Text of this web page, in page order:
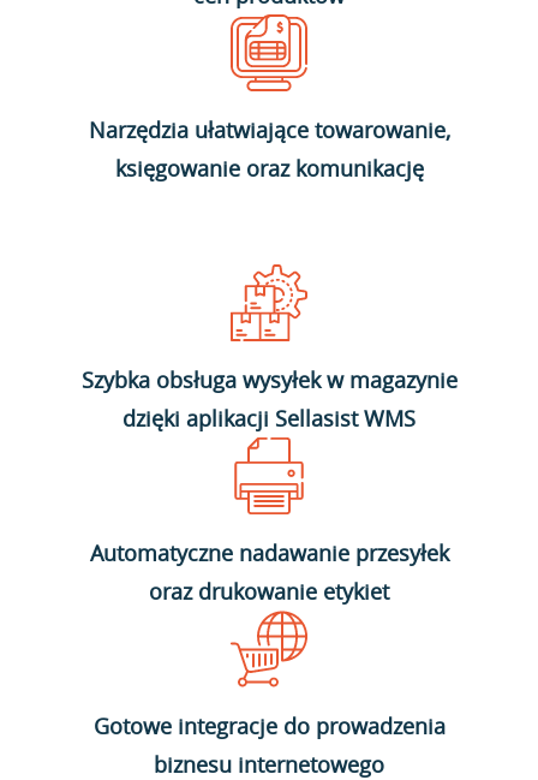
Narzędzia ułatwiające towarowanie,
księgowanie oraz komunikację
Szybka obsługa wysyłek w magazynie
dzięki aplikacji Sellasist WMS
Automatyczne nadawanie przesyłek
oraz drukowanie etykiet
Gotowe integracje do prowadzenia
biznesu internetowego